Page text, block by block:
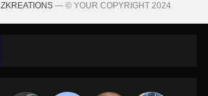
ZKREATIONS— © YOUR COPYRIGHT 2024